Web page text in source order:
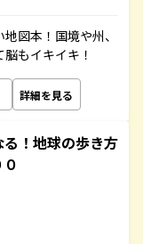
図本！国境や州、
もイキイキ！
詳細を見る
！地球の歩き方